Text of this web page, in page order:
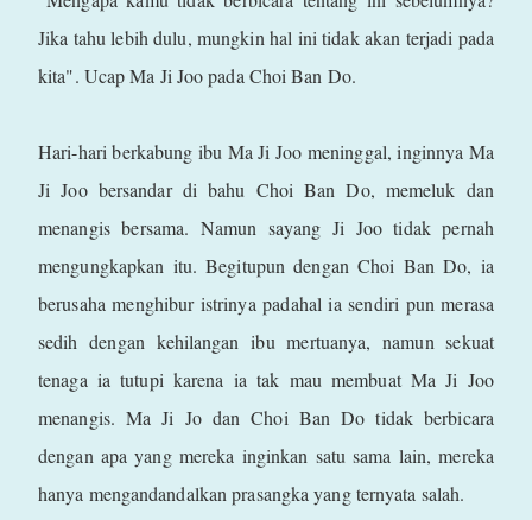
Jika tahu lebih dulu, mungkin hal ini tidak akan terjadi pada
kita". Ucap Ma Ji Joo pada Choi Ban Do.
Hari-hari berkabung ibu Ma Ji Joo meninggal, inginnya Ma
Ji Joo bersandar di bahu Choi Ban Do, memeluk dan
menangis bersama. Namun sayang Ji Joo tidak pernah
mengungkapkan itu. Begitupun dengan Choi Ban Do, ia
berusaha menghibur istrinya padahal ia sendiri pun merasa
sedih dengan kehilangan ibu mertuanya, namun sekuat
tenaga ia tutupi karena ia tak mau membuat Ma Ji Joo
menangis. Ma Ji Jo dan Choi Ban Do tidak berbicara
dengan apa yang mereka inginkan satu sama lain, mereka
hanya mengandandalkan prasangka yang ternyata salah.